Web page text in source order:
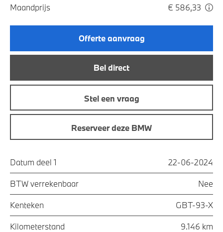
Maandprijs € 586,33
Offerte aanvraag
Bel direct
Stel een vraag
Reserveer deze BMW
Datum deel 1 22-06-2024
BTW verrekenbaar Nee
Kenteken GBT-93-X
Kilometerstand 9.146 km